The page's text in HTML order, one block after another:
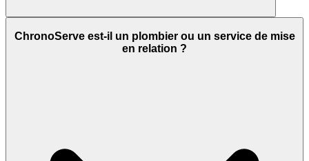
ChronoServe est-il un plombier ou un service de mise
en relation ?